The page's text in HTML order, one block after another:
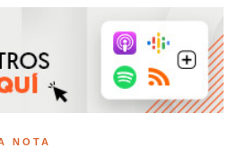
NOTA